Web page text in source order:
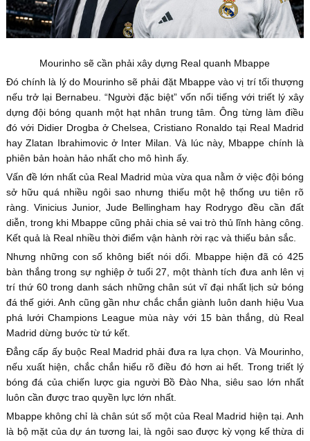
Mourinho sẽ cần phải xây dựng Real quanh Mbappe
Đó chính là lý do Mourinho sẽ phải đặt Mbappe vào vị trí tối thượng
nếu trở lại Bernabeu. “Người đặc biệt” vốn nổi tiếng với triết lý xây
dựng đội bóng quanh một hạt nhân trung tâm. Ông từng làm điều
đó với Didier Drogba ở Chelsea, Cristiano Ronaldo tại Real Madrid
hay Zlatan Ibrahimovic ở Inter Milan. Và lúc này, Mbappe chính là
phiên bản hoàn hảo nhất cho mô hình ấy.
Vấn đề lớn nhất của Real Madrid mùa vừa qua nằm ở việc đội bóng
sở hữu quá nhiều ngôi sao nhưng thiếu một hệ thống ưu tiên rõ
ràng. Vinicius Junior, Jude Bellingham hay Rodrygo đều cần đất
diễn, trong khi Mbappe cũng phải chia sẻ vai trò thủ lĩnh hàng công.
Kết quả là Real nhiều thời điểm vận hành rời rạc và thiếu bản sắc.
Nhưng những con số không biết nói dối. Mbappe hiện đã có 425
bàn thắng trong sự nghiệp ở tuổi 27, một thành tích đưa anh lên vị
trí thứ 60 trong danh sách những chân sút vĩ đại nhất lịch sử bóng
đá thế giới. Anh cũng gần như chắc chắn giành luôn danh hiệu Vua
phá lưới Champions League mùa này với 15 bàn thắng, dù Real
Madrid dừng bước từ tứ kết.
Đẳng cấp ấy buộc Real Madrid phải đưa ra lựa chọn. Và Mourinho,
nếu xuất hiện, chắc chắn hiểu rõ điều đó hơn ai hết. Trong triết lý
bóng đá của chiến lược gia người Bồ Đào Nha, siêu sao lớn nhất
luôn cần được trao quyền lực lớn nhất.
Mbappe không chỉ là chân sút số một của Real Madrid hiện tại. Anh
là bộ mặt của dự án tương lai, là ngôi sao được kỳ vọng kế thừa di